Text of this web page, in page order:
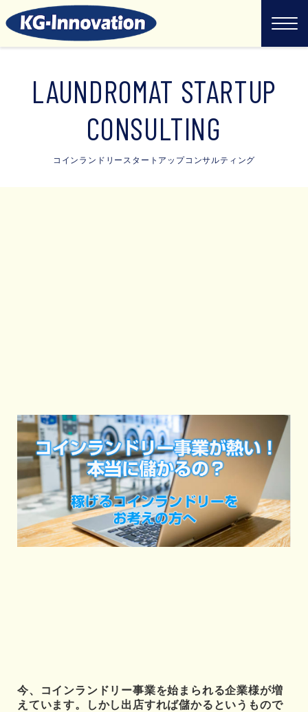
LAUNDROMAT STARTUP
CONSULTING
コインランドリースタートアップコンサルティング
今、コインランドリー事業を始まられる企業様が増
えています。しかし出店すれば儲かるというもので